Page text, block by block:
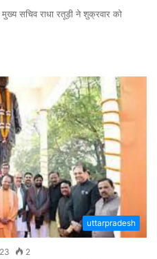
सचिव राधा रतूड़ी ने शुक्रवार को
uttarpradesh
2